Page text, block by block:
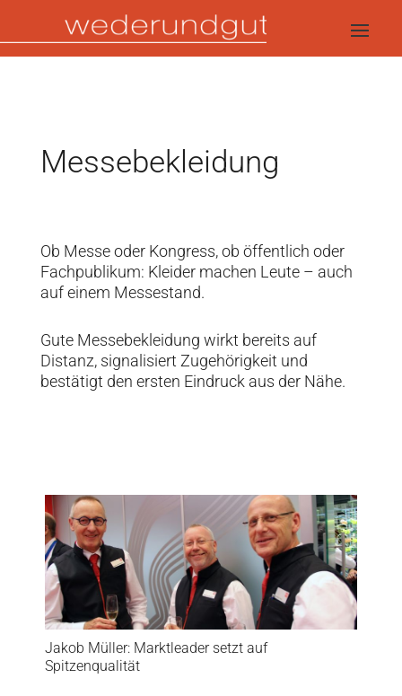
Messebekleidung
Ob Messe oder Kongress, ob öffentlich oder
Fachpublikum: Kleider machen Leute – auch
auf einem Messestand.
Gute Messebekleidung wirkt bereits auf
Distanz, signalisiert Zugehörigkeit und
bestätigt den ersten Eindruck aus der Nähe.
Jakob Müller: Marktleader setzt auf
Spitzenqualität